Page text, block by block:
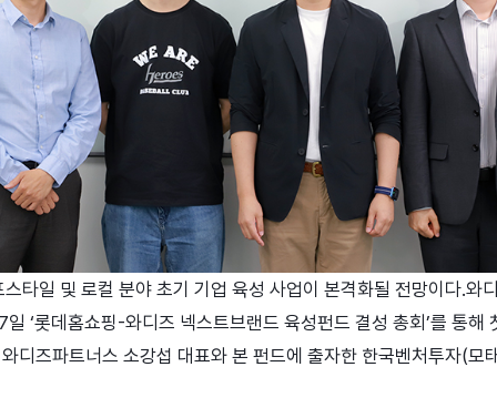
타일 및 로컬 분야 초기 기업 육성 사업이 본격화될 전망이다.와
‘롯데홈쇼핑-와디즈 넥스트브랜드 육성펀드 결성 총회’를 통해
디즈파트너스 소강섭 대표와 본 펀드에 출자한 한국벤처투자(모